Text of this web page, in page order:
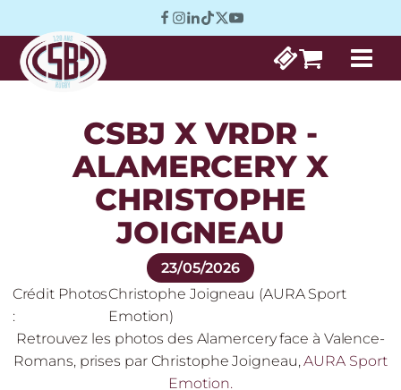
CSBJ X VRDR -
ALAMERCERY X
CHRISTOPHE
JOIGNEAU
23/05/2026
Crédit Photos
:
Christophe Joigneau (AURA Sport
Emotion)
Retrouvez les photos des Alamercery face à Valence-
Romans, prises par Christophe Joigneau,AURA Sport
Emotion.